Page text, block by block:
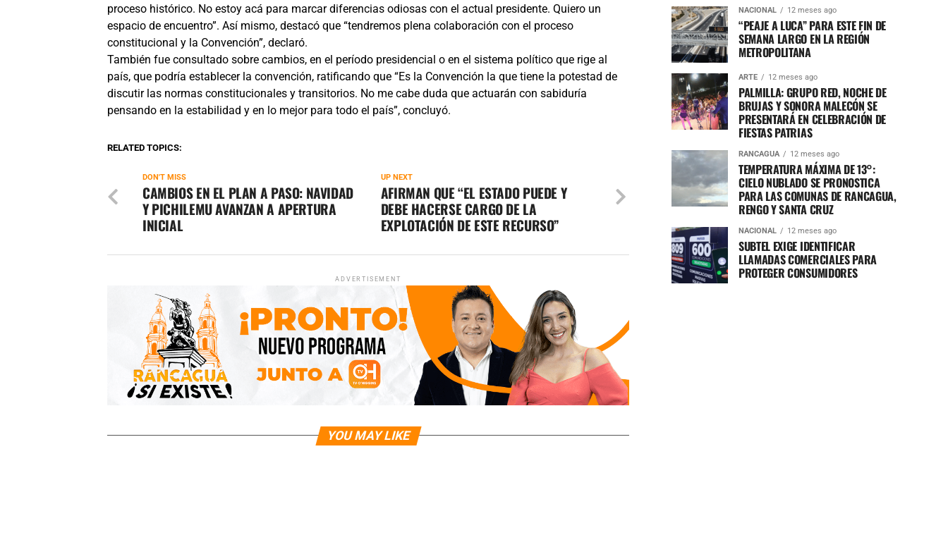
proceso histórico. No estoy acá para marcar diferencias odiosas con el actual presidente. Quiero un
espacio de encuentro”. Así mismo, destacó que “tendremos plena colaboración con el proceso
constitucional y la Convención”, declaró.
También fue consultado sobre cambios, en el período presidencial o en el sistema político que rige al
país, que podría establecer la convención, ratificando que “Es la Convención la que tiene la potestad de
discutir las normas constitucionales y transitorios. No me cabe duda que actuarán con sabiduría
pensando en la estabilidad y en lo mejor para todo el país”, concluyó.
RELATED TOPICS:
UP NEXT
AFIRMAN QUE “EL ESTADO PUEDE Y
DEBE HACERSE CARGO DE LA
EXPLOTACIÓN DE ESTE RECURSO”
DON'T MISS
CAMBIOS EN EL PLAN A PASO: NAVIDAD
Y PICHILEMU AVANZAN A APERTURA
INICIAL
ADVERTISEMENT
YOU MAY LIKE
NACIONAL 12 meses ago
“PEAJE A LUCA” PARA ESTE FIN DE
SEMANA LARGO EN LA REGIÓN
METROPOLITANA
ARTE 12 meses ago
PALMILLA: GRUPO RED, NOCHE DE
BRUJAS Y SONORA MALECÓN SE
PRESENTARÁ EN CELEBRACIÓN DE
FIESTAS PATRIAS
RANCAGUA 12 meses ago
TEMPERATURA MÁXIMA DE 13°:
CIELO NUBLADO SE PRONOSTICA
PARA LAS COMUNAS DE RANCAGUA,
RENGO Y SANTA CRUZ
NACIONAL 12 meses ago
SUBTEL EXIGE IDENTIFICAR
LLAMADAS COMERCIALES PARA
PROTEGER CONSUMIDORES